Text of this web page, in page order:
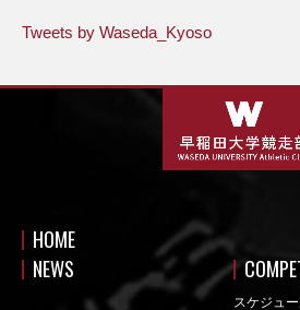
Tweets by Waseda_Kyoso
HOME
NEWS
スケジュ